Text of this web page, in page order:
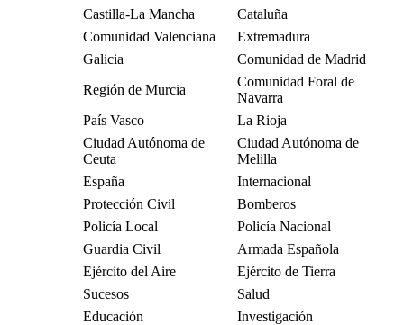
Castilla-La Mancha
Cataluña
Comunidad Valenciana
Extremadura
Galicia
Comunidad de Madrid
Región de Murcia
Comunidad Foral de
Navarra
País Vasco
La Rioja
Ciudad Autónoma de
Ceuta
Ciudad Autónoma de
Melilla
España
Internacional
Protección Civil
Bomberos
Policía Local
Policía Nacional
Guardia Civil
Armada Española
Ejército del Aire
Ejército de Tierra
Sucesos
Salud
Educación
Investigación